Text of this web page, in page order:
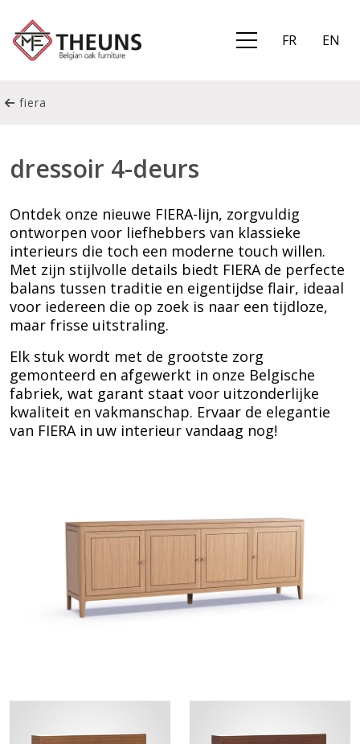
FR EN
fiera
dressoir 4-deurs
Ontdek onze nieuwe FIERA-lijn, zorgvuldig
ontworpen voor liefhebbers van klassieke
interieurs die toch een moderne touch willen.
Met zijn stijlvolle details biedt FIERA de perfecte
balans tussen traditie en eigentijdse flair, ideaal
voor iedereen die op zoek is naar een tijdloze,
maar frisse uitstraling.
Elk stuk wordt met de grootste zorg
gemonteerd en afgewerkt in onze Belgische
fabriek, wat garant staat voor uitzonderlijke
kwaliteit en vakmanschap. Ervaar de elegantie
van FIERA in uw interieur vandaag nog!